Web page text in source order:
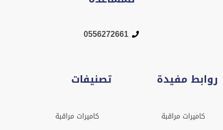
0556272661
روابط مفيدة
كاميرات مراقبة
تصنيفات
كاميرات مراقبة